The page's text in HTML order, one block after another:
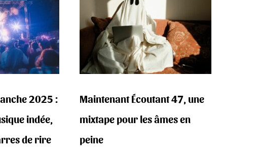
2025 :
indée,
de rire
Maintenant Écoutant 47, une
mixtape pour les âmes en
peine